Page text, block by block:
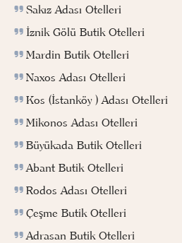
Sakız Adası Otelleri
İznik Gölü Butik Otelleri
Mardin Butik Otelleri
Naxos Adası Otelleri
Kos (İstanköy ) Adası Otelleri
Mikonos Adası Otelleri
Büyükada Butik Otelleri
Abant Butik Otelleri
Rodos Adası Otelleri
Çeşme Butik Otelleri
Adrasan Butik Otelleri